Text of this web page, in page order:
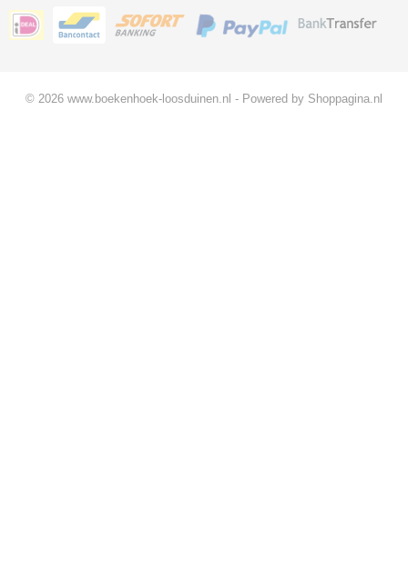
© 2026 www.boekenhoek-loosduinen.nl - Powered by Shoppagina.nl